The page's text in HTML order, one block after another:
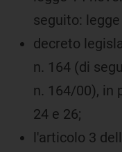
seguito:
decreto
n. 164 (di
n. 164/00), in
24 e 26;
l'articolo 3